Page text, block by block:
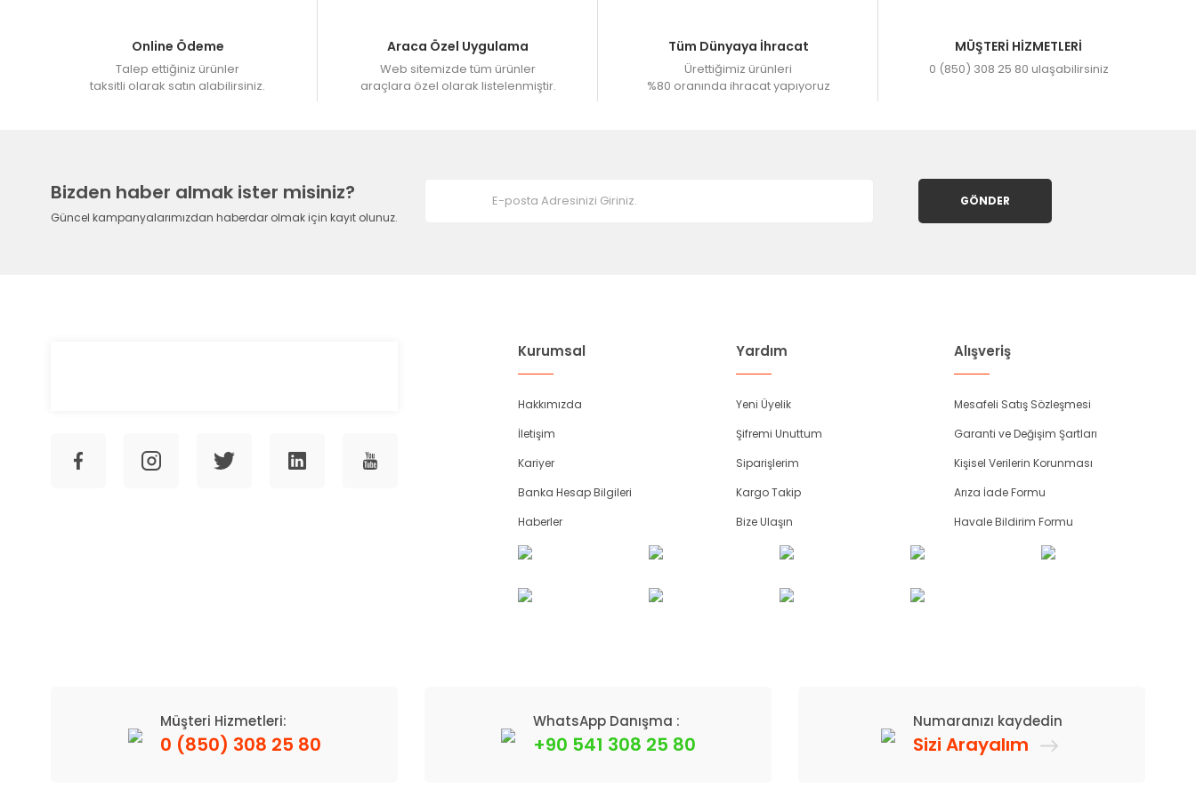
Online Ödeme
Talep ettiğiniz ürünler
taksitli olarak satın alabilirsiniz.
Araca Özel Uygulama
Web sitemizde tüm ürünler
araçlara özel olarak listelenmiştir.
Tüm Dünyaya İhracat
Ürettiğimiz ürünleri
%80 oranında ihracat yapıyoruz
MÜŞTERİ HİZMETLERİ
0 (850) 308 25 80 ulaşabilirsiniz
Bizden haber almak ister misiniz?
Güncel kampanyalarımızdan haberdar olmak için kayıt olunuz.
GÖNDER
Kurumsal
Hakkımızda
İletişim
Kariyer
Banka Hesap Bilgileri
Haberler
Yardım
Yeni Üyelik
Şifremi Unuttum
Siparişlerim
Kargo Takip
Bize Ulaşın
Alışveriş
Mesafeli Satış Sözleşmesi
Garanti ve Değişim Şartları
Kişisel Verilerin Korunması
Arıza İade Formu
Havale Bildirim Formu
Müşteri Hizmetleri:
0 (850) 308 25 80
WhatsApp Danışma :
+90 541 308 25 80
Numaranızı kaydedin
Sizi Arayalım